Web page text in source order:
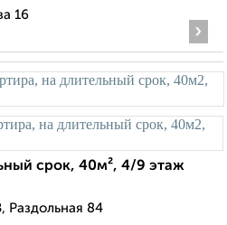
16
›
срок, 40м², 4/9 этаж
84